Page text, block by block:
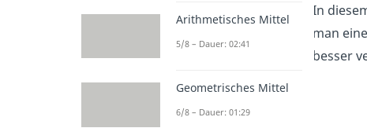
In
man
besser
Arithmetisches Mittel
5/8 – Dauer: 02:41
Geometrisches Mittel
6/8 – Dauer: 01:29